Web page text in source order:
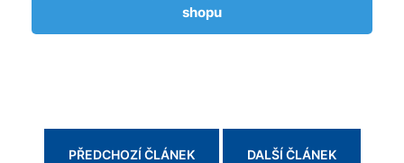
shopu
PŘEDCHOZÍ ČLÁNEK DALŠÍ ČLÁNEK